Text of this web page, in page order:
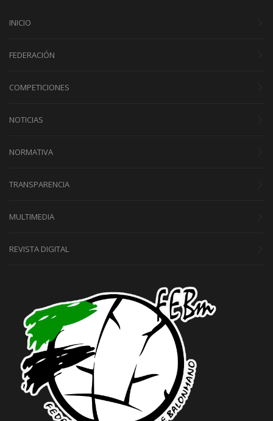
INICIO
FEDERACIÓN
COMPETICIONES
NOTICIAS
NORMATIVA
TRANSPARENCIA
MULTIMEDIA
REVISTA DIGITAL